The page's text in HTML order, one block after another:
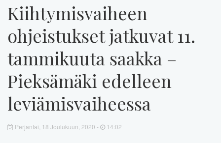
Kiihtymisvaiheen
ohjeistukset jatkuvat 11.
tammikuuta saakka –
Pieksämäki edelleen
leviämisvaiheessa
Perjantai, 18 Joulukuun, 2020 - 14:02